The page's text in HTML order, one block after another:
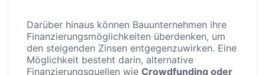
Darüber hinaus können Bauunternehmen ihre
Finanzierungsmöglichkeiten überdenken, um
den steigenden Zinsen entgegenzuwirken. Eine
Möglichkeit besteht darin, alternative
Finanzierungsquellen wie Crowdfunding oder